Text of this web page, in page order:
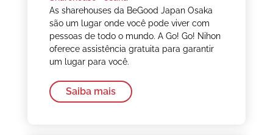
As sharehouses da BeGood Japan Osaka
são um lugar onde você pode viver com
pessoas de todo o mundo. A Go! Go! Nihon
oferece assistência gratuita para garantir
um lugar para você.
Saiba mais